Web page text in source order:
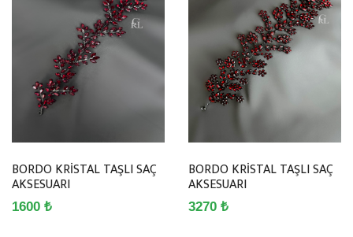
BORDO KRİSTAL TAŞLI SAÇ
AKSESUARI
1600 ₺
BORDO KRİSTAL TAŞLI SAÇ
AKSESUARI
3270 ₺